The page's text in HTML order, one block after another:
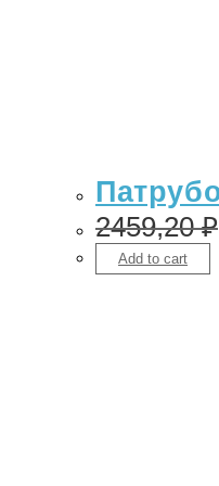
2459,20₽
Add to cart